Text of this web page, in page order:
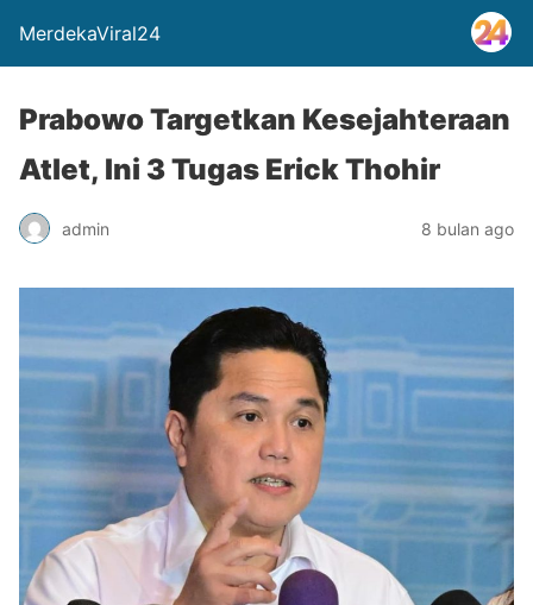
MerdekaViral24
Prabowo Targetkan Kesejahteraan
Atlet, Ini 3 Tugas Erick Thohir
admin 8 bulan ago